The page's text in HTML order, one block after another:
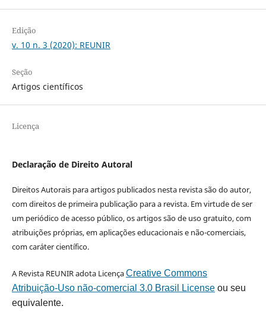
Edição
v. 10 n. 3 (2020): REUNIR
Seção
Artigos científicos
Licença
Declaração de Direito Autoral
Direitos Autorais para artigos publicados nesta revista são do autor,
com direitos de primeira publicação para a revista. Em virtude de ser
um periódico de acesso público, os artigos são de uso gratuito, com
atribuições próprias, em aplicações educacionais e não-comerciais,
com caráter científico.
A Revista REUNIR adota LicençaCreative Commons
Atribuição-Uso não-comercial 3.0 Brasil Licenseou seu
equivalente.